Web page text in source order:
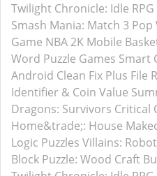
Twilight Chronicle: Idle RPG
Smash Mania: Match 3 Pop
Game NBA 2K Mobile
Word Puzzle Games Smart
Android Clean Fix Plus File
Identifier & Coin Value
Dragons: Survivors Critical
Home&trade;: House
Logic Puzzles Villains:
Block Puzzle: Wood Craft